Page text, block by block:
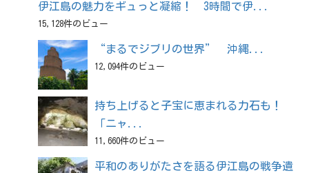
伊江島の魅力をギュっと凝縮！ 3時間で伊...
15,128件のビュー
“まるでジブリの世界” 沖縄...
12,094件のビュー
持ち上げると子宝に恵まれる力石も！
「ニャ...
11,660件のビュー
平和のありがたさを語る伊江島の戦争遺